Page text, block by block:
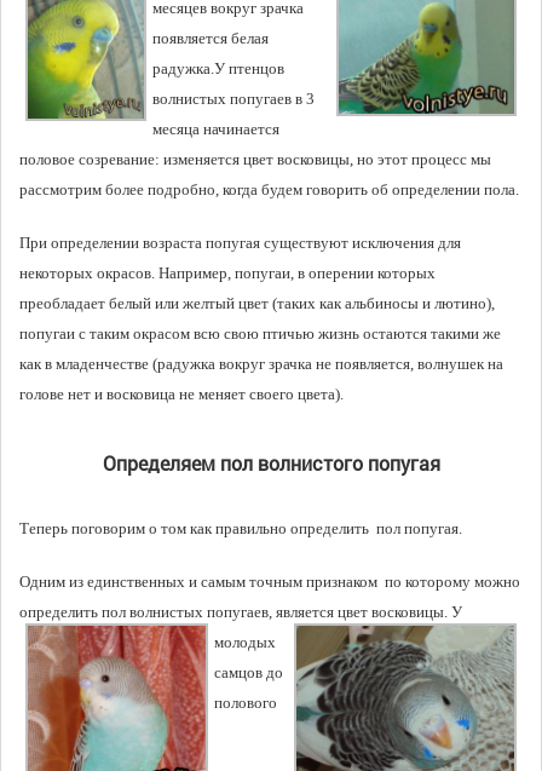
месяцев вокруг зрачка
появляется белая
радужка.У птенцов
волнистых попугаев в 3
месяца начинается
половое созревание: изменяется цвет восковицы, но этот процесс мы
рассмотрим более подробно, когда будем говорить об определении пола.
При определении возраста попугая существуют исключения для
некоторых окрасов. Например, попугаи, в оперении которых
преобладает белый или желтый цвет (таких как альбиносы и лютино),
попугаи с таким окрасом всю свою птичью жизнь остаются такими же
как в младенчестве (радужка вокруг зрачка не появляется, волнушек на
голове нет и восковица не меняет своего цвета).
Определяем пол волнистого попугая
Теперь поговорим о том как правильно определить пол попугая.
Одним из единственных и самым точным признаком по которому можно
определить пол волнистых попугаев, является цвет восковицы. У
молодых
самцов до
полового